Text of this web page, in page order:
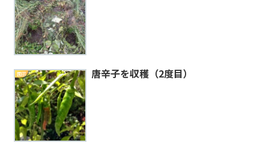
園芸 唐辛子を収穫（2度目）